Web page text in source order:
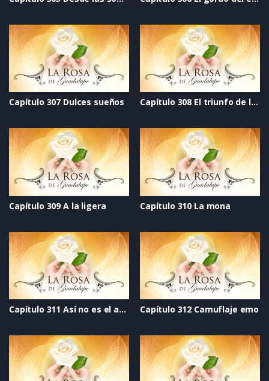
Capítulo 307 Dulces sueños Capítulo 308 El triunfo de la vida
Capítulo 309 A la ligera Capítulo 310 La mona
Capítulo 311 Así no es el amor Capítulo 312 Camuflaje emo